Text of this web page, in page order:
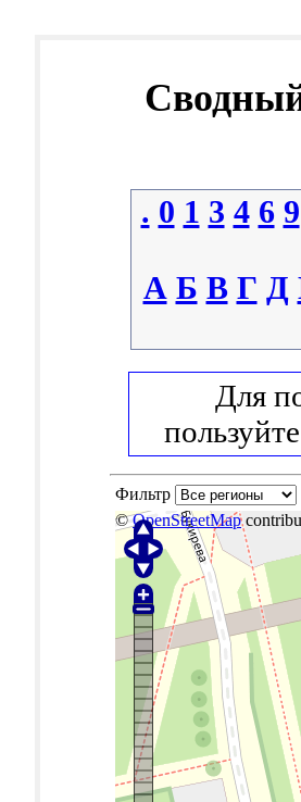
. 0 1 3 4 6 9
А Б В Г Д
Для
Фильтр
©OpenStreetMap